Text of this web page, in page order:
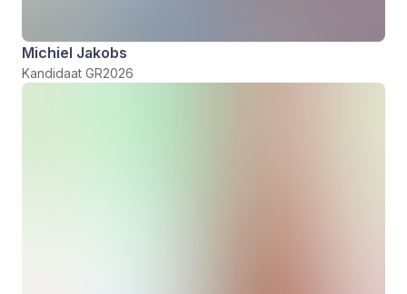
Michiel Jakobs
Kandidaat GR2026